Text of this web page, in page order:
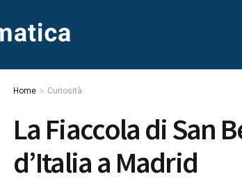
Home Curiosità
La Fiaccola di San
d’Italia a Madrid